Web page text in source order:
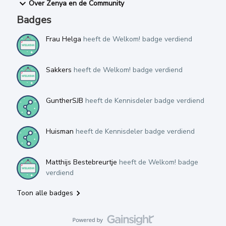
Over Zenya en de Community
Badges
Frau Helga heeft de Welkom! badge verdiend
Sakkers heeft de Welkom! badge verdiend
GuntherSJB heeft de Kennisdeler badge verdiend
Huisman heeft de Kennisdeler badge verdiend
Matthijs Bestebreurtje heeft de Welkom! badge
verdiend
Toon alle badges